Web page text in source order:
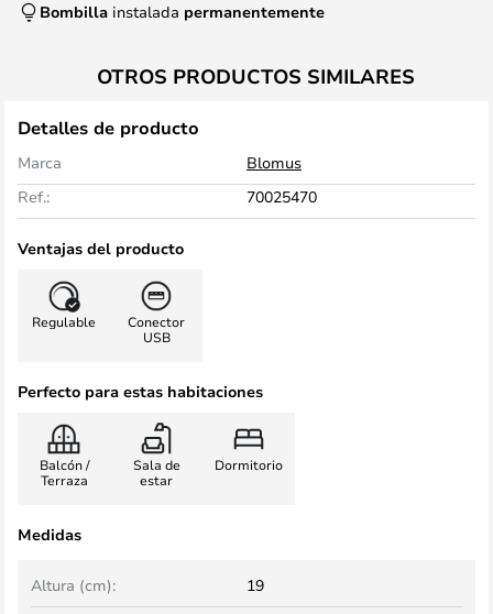
Bombilla instalada permanentemente
OTROS PRODUCTOS SIMILARES
Detalles de producto
Marca
Blomus
Ref.:
70025470
Ventajas del producto
Regulable
Conector
USB
Perfecto para estas habitaciones
Balcón /
Terraza
Sala de
estar
Dormitorio
Medidas
Altura (cm): 19